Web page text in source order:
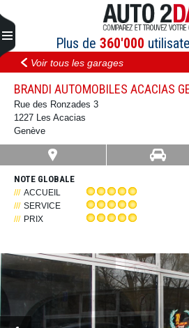
au
contenu
Plus de 360'000
Voir tous les garages
BRANDI AUTOMOBILES ACACIAS
Rue des Ronzades 3
1227 Les Acacias
Genève
NOTE GLOBALE
ACCUEIL
SERVICE
PRIX